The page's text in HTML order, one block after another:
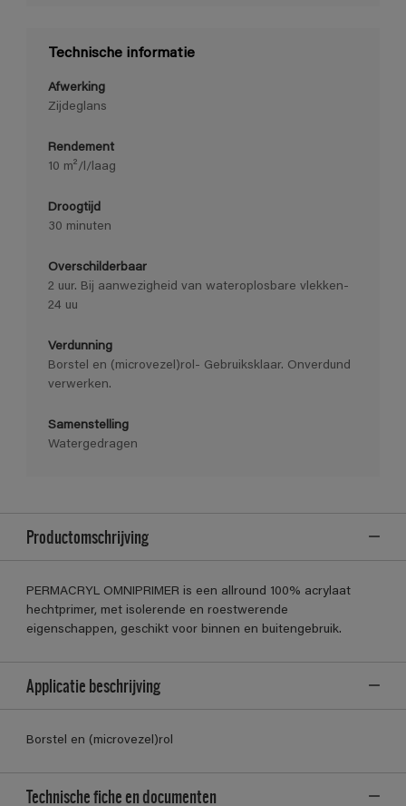
Technische informatie
Afwerking
Zijdeglans
Rendement
10 m²/l/laag
Droogtijd
30 minuten
Overschilderbaar
2 uur. Bij aanwezigheid van wateroplosbare vlekken-
24 uu
Verdunning
Borstel en (microvezel)rol- Gebruiksklaar. Onverdund
verwerken.
Samenstelling
Watergedragen
Productomschrijving
PERMACRYL OMNIPRIMER is een allround 100% acrylaat
hechtprimer, met isolerende en roestwerende
eigenschappen, geschikt voor binnen en buitengebruik.
Applicatie beschrijving
Borstel en (microvezel)rol
Technische fiche en documenten